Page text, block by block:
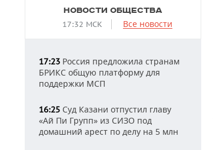
НОВОСТИ ОБЩЕСТВА
17:32 МСК Все новости
17:23 Россия предложила странам
БРИКС общую платформу для
поддержки МСП
16:25 Суд Казани отпустил главу
«Ай Пи Групп» из СИЗО под
домашний арест по делу на 5 млн